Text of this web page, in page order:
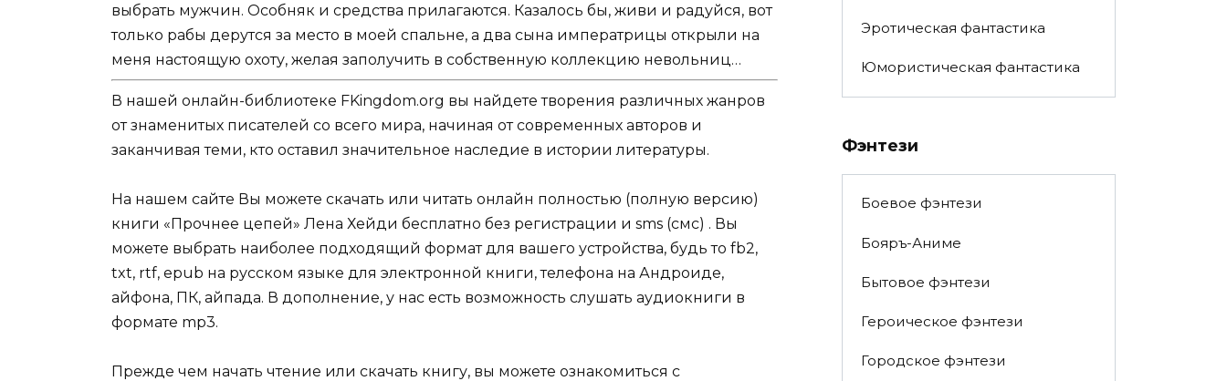
выбрать мужчин. Особняк и средства прилагаются. Казалось бы, живи и радуйся, вот
только рабы дерутся за место в моей спальне, а два сына императрицы открыли на
меня настоящую охоту, желая заполучить в собственную коллекцию невольниц…
В нашей онлайн-библиотеке FKingdom.org вы найдете творения различных жанров
от знаменитых писателей со всего мира, начиная от современных авторов и
заканчивая теми, кто оставил значительное наследие в истории литературы.
На нашем сайте Вы можете скачать или читать онлайн полностью (полную версию)
книги «Прочнее цепей» Лена Хейди бесплатно без регистрации и sms (смс) . Вы
можете выбрать наиболее подходящий формат для вашего устройства, будь то fb2,
txt, rtf, epub на русском языке для электронной книги, телефона на Андроиде,
айфона, ПК, айпада. В дополнение, у нас есть возможность слушать аудиокниги в
формате mp3.
Прежде чем начать чтение или скачать книгу, вы можете ознакомиться с
Эротическая фантастика
Юмористическая фантастика
Фэнтези
Боевое фэнтези
Бояръ-Аниме
Бытовое фэнтези
Героическое фэнтези
Городское фэнтези